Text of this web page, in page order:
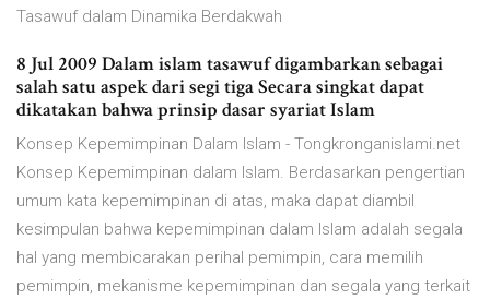
Tasawuf dalam Dinamika Berdakwah
8 Jul 2009 Dalam islam tasawuf digambarkan sebagai
salah satu aspek dari segi tiga Secara singkat dapat
dikatakan bahwa prinsip dasar syariat Islam
Konsep Kepemimpinan Dalam Islam - Tongkronganislami.net
Konsep Kepemimpinan dalam Islam. Berdasarkan pengertian
umum kata kepemimpinan di atas, maka dapat diambil
kesimpulan bahwa kepemimpinan dalam Islam adalah segala
hal yang membicarakan perihal pemimpin, cara memilih
pemimpin, mekanisme kepemimpinan dan segala yang terkait